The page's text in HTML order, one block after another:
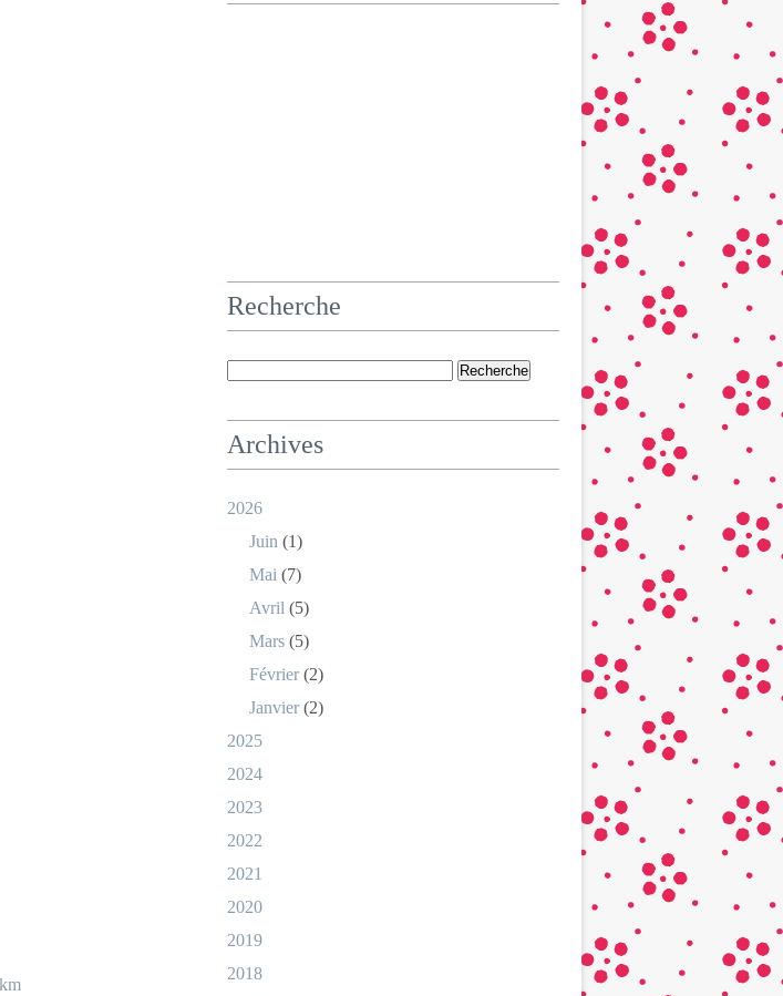
Recherche
Archives
2026
Juin (1)
Mai (7)
Avril (5)
Mars (5)
Février (2)
Janvier (2)
2025
2024
2023
2022
2021
2020
2019
2018